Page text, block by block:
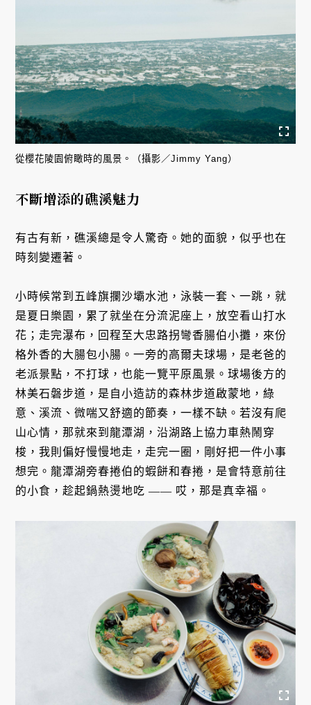
從櫻花陵園俯瞰時的風景。（攝影／Jimmy Yang）
不斷增添的礁溪魅力
有古有新，礁溪總是令人驚奇。她的面貌，似乎也在
時刻變遷著。
小時候常到五峰旗攔沙壩水池，泳裝一套、一跳，就
是夏日樂園，累了就坐在分流泥座上，放空看山打水
花；走完瀑布，回程至大忠路拐彎香腸伯小攤，來份
格外香的大腸包小腸。一旁的高爾夫球場，是老爸的
老派景點，不打球，也能一覽平原風景。球場後方的
林美石磐步道，是自小造訪的森林步道啟蒙地，綠
意、溪流、微喘又舒適的節奏，一樣不缺。若沒有爬
山心情，那就來到龍潭湖，沿湖路上協力車熱鬧穿
梭，我則偏好慢慢地走，走完一圈，剛好把一件小事
想完。龍潭湖旁春捲伯的蝦餅和春捲，是會特意前往
的小食，趁起鍋熱燙地吃 —— 哎，那是真幸福。